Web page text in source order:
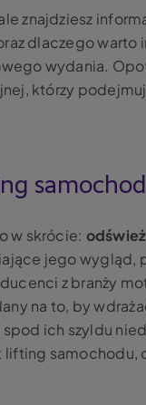
znajdziesz
dlaczego
wydania.
którzy
w skrócie:
jego wygląd,
z branży
na to, by
ich szyldu
lifting samochodu,